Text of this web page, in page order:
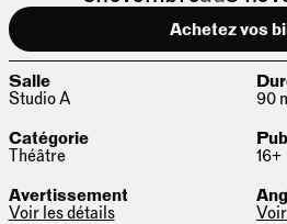
Achetez vos
Salle
Studio A
90
Catégorie
Théâtre
16+
Avertissement
Voir les détails